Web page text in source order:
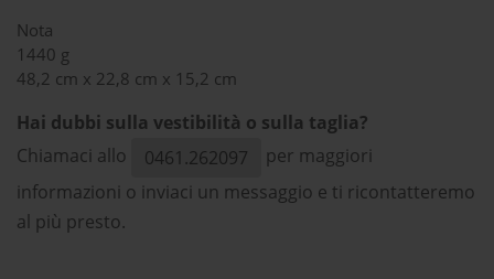
Nota
1440 g
48,2 cm x 22,8 cm x 15,2 cm
Hai dubbi sulla vestibilità o sulla taglia?
Chiamaci allo
0461.262097
per maggiori
informazioni o inviaci un messaggio e ti ricontatteremo
al più presto.